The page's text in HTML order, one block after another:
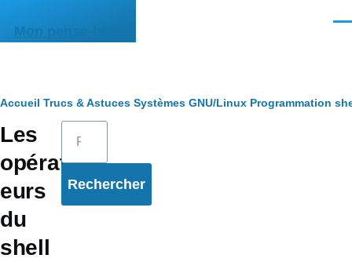
Mon pense-bête
Fil
d'Ariane
Accueil Trucs & Astuces Systèmes GNU/Linux Programmation
Les
opérat
eurs
du
shell